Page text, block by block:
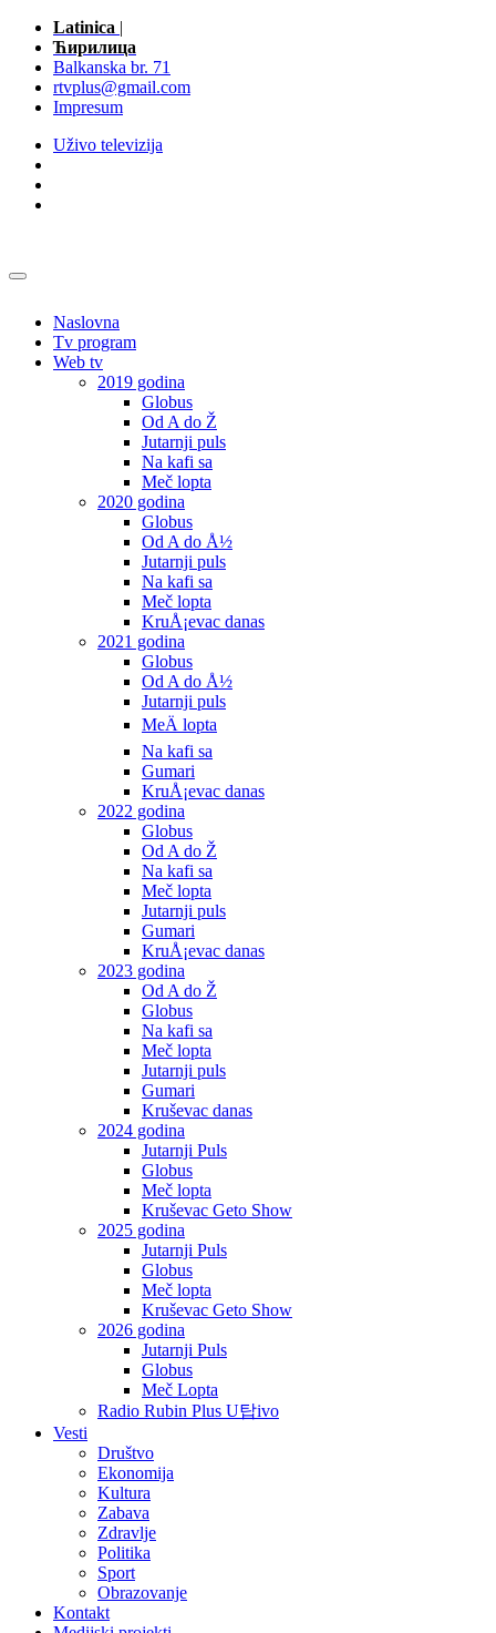
Latinica |
Ћирилица
Balkanska br. 71
rtvplus@gmail.com
Impresum
Uživo televizija
Naslovna
Tv program
Web tv
2019 godina
Globus
Od A do Ž
Jutarnji puls
Na kafi sa
Meč lopta
2020 godina
Globus
Od A do Å½
Jutarnji puls
Na kafi sa
Meč lopta
KruÅ¡evac danas
2021 godina
Globus
Od A do Å½
Jutarnji puls
MeÄ lopta
Na kafi sa
Gumari
KruÅ¡evac danas
2022 godina
Globus
Od A do Ž
Na kafi sa
Meč lopta
Jutarnji puls
Gumari
KruÅ¡evac danas
2023 godina
Od A do Ž
Globus
Na kafi sa
Meč lopta
Jutarnji puls
Gumari
Kruševac danas
2024 godina
Jutarnji Puls
Globus
Meč lopta
Kruševac Geto Show
2025 godina
Jutarnji Puls
Globus
Meč lopta
Kruševac Geto Show
2026 godina
Jutarnji Puls
Globus
Meč Lopta
Radio Rubin Plus U탑ivo
Vesti
Društvo
Ekonomija
Kultura
Zabava
Zdravlje
Politika
Sport
Obrazovanje
Kontakt